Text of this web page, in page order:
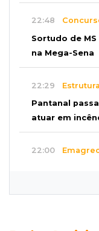
22:48
Sortudo de MS
na Mega-Sena
22:29 Estrutura
Pantanal
atuar em
22:00